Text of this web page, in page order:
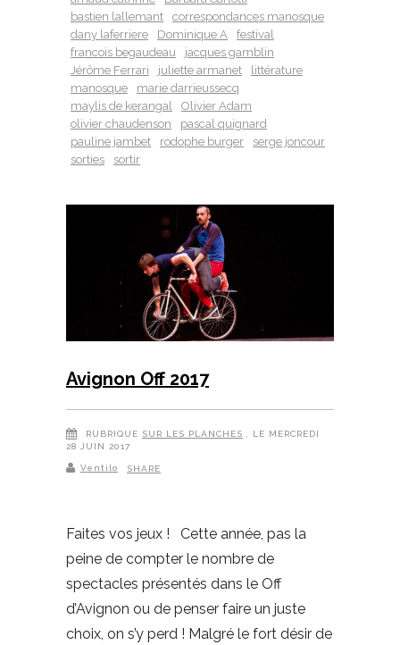
bastien lallemant
correspondances manosque
dany laferriere
Dominique A
festival
francois begaudeau
jacques gamblin
Jérôme Ferrari
juliette armanet
littérature
manosque
marie darrieussecq
maylis de kerangal
Olivier Adam
olivier chaudenson
pascal quignard
pauline jambet
rodophe burger
serge joncour
sorties
sortir
Avignon Off 2017
RUBRIQUE SUR LES PLANCHES
, LE MERCREDI
28 JUIN 2017
Ventilo SHARE
Faites vos jeux ! Cette année, pas la
peine de compter le nombre de
spectacles présentés dans le Off
d’Avignon ou de penser faire un juste
choix, on s’y perd ! Malgré le fort désir de